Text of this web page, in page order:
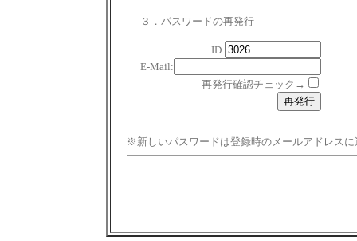
３．パスワードの再発行
ID:
E-Mail:
再発行確認チェック→
※新しいパスワードは登録時のメールアドレスに